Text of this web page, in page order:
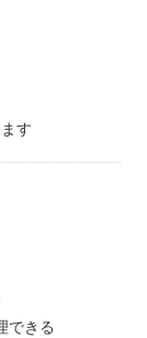
す
できる